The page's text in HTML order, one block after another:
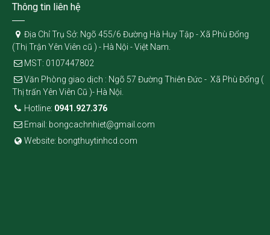
Thông tin liên hệ
Địa Chỉ Trụ Sở: Ngõ 455/6 Đường Hà Huy Tập - Xã Phù Đổng
(Thị Trận Yên Viên cũ ) - Hà Nội - Việt Nam.
MST: 0107447802
Văn Phòng giao dịch : Ngõ 57 Đường Thiên Đức - Xã Phù Đổng (
Thị trấn Yên Viên Cũ )- Hà Nội.
Hotline: 0941.927.376
Email: bongcachnhiet@gmail.com
Website: bongthuytinhcd.com